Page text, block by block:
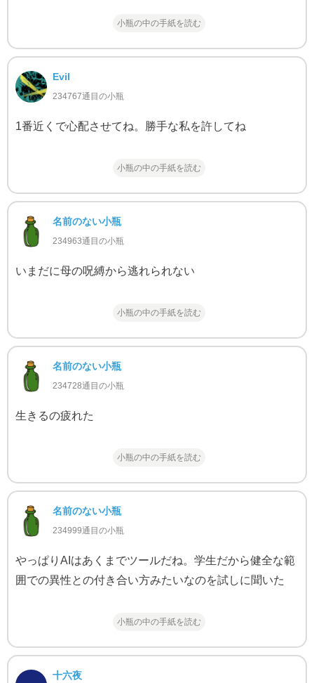
小瓶の中の手紙を読む
Evil
234767通目の小瓶
1番近くで心配させてね。勝手な私を許してね
小瓶の中の手紙を読む
名前のない小瓶
234963通目の小瓶
いまだに母の呪縛から逃れられない
小瓶の中の手紙を読む
名前のない小瓶
234728通目の小瓶
生きるの疲れた
小瓶の中の手紙を読む
名前のない小瓶
234999通目の小瓶
やっぱりAIはあくまでツールだね。学生だから健全な範
囲での異性との付き合い方みたいなのを試しに聞いた
小瓶の中の手紙を読む
十六夜